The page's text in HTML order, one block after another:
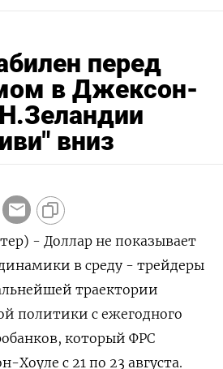
перед
в Джексон-
вниз
- Доллар не показывает
в среду - трейдеры
траектории
политики с ежегодного
который ФРС
Хоуле с 21 по 23 августа.